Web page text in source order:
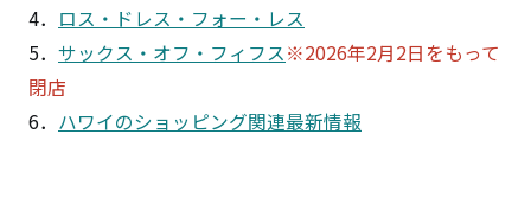
4． ロス・ドレス・フォー・レス
5． サックス・オフ・フィフス※2026年2月2日をもって
閉店
6． ハワイのショッピング関連最新情報